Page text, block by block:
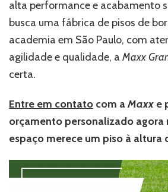
alta performance e acabamento
busca uma fábrica de pisos de
academia em São Paulo, com
agilidade e qualidade, a Maxx
certa.
Entre em contato com aMaxx e
orçamento personalizado agora
espaço merece um piso à altura